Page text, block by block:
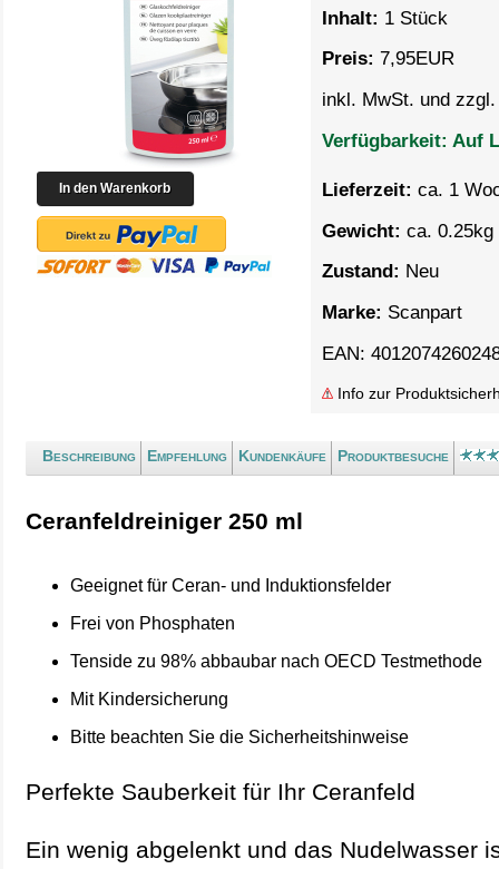
Inhalt: 1 Stück
Preis: 7,95EUR
inkl. MwSt. und
Verfügbarkeit: Auf
Lieferzeit: ca. 1
Gewicht: ca. 0.25kg
Zustand: Neu
Marke: Scanpart
EAN:
Info zur
Beschreibung Empfehlung Kundenkäufe Produktbesuche
Ceranfeldreiniger 250 ml
Geeignet für Ceran- und Induktionsfelder
Frei von Phosphaten
Tenside zu 98% abbaubar nach OECD Testmethode
Mit Kindersicherung
Bitte beachten Sie die Sicherheitshinweise
Perfekte Sauberkeit für Ihr Ceranfeld
Ein wenig abgelenkt und das Nudelwasser